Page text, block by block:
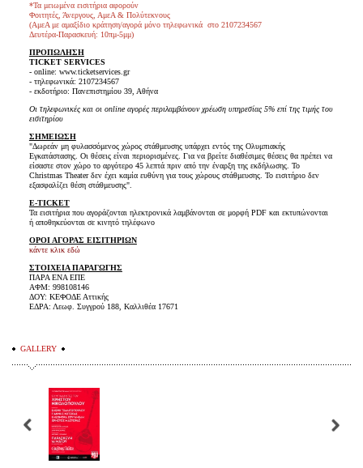
*Τα μειωμένα εισιτήρια αφορούν
Φοιτητές, Άνεργους, ΑμεΑ & Πολύτεκνους
(ΑμεΑ με αμαξίδιο κράτηση/αγορά μόνο τηλεφωνικά στο 2107234567
Δευτέρα-Παρασκευή: 10πμ-5μμ)
ΠΡΟΠΩΛΗΣΗ
TICKET SERVICES
- online: www.ticketservices.gr
- τηλεφωνικά: 2107234567
- εκδοτήριο: Πανεπιστημίου 39, Αθήνα
Οι τηλεφωνικές και οι online αγορές περιλαμβάνουν χρέωση υπηρεσίας 5% επί της τιμής του
εισιτηρίου
ΣΗΜΕΙΩΣΗ
"Δωρεάν μη φυλασσόμενος χώρος στάθμευσης υπάρχει εντός της Ολυμπιακής
Εγκατάστασης. Οι θέσεις είναι περιορισμένες. Για να βρείτε διαθέσιμες θέσεις θα πρέπει να
είσαστε στον χώρο το αργότερο 45 λεπτά πριν από την έναρξη της εκδήλωσης. Το
Christmas Theater δεν έχει καμία ευθύνη για τους χώρους στάθμευσης. Το εισιτήριο δεν
εξασφαλίζει θέση στάθμευσης".
E-TICKET
Τα εισιτήρια που αγοράζονται ηλεκτρονικά λαμβάνονται σε μορφή PDF και εκτυπώνονται
ή αποθηκεύονται σε κινητό τηλέφωνο
ΟΡΟΙ ΑΓΟΡΑΣ ΕΙΣΙΤΗΡΙΩΝ
κάντε κλικ εδώ
ΣΤΟΙΧΕΙΑ ΠΑΡΑΓΩΓΗΣ
ΠΑΡΑ ΕΝΑ ΕΠΕ
ΑΦΜ: 998108146
ΔΟΥ: ΚΕΦΟΔΕ Αττικής
ΕΔΡΑ: Λεωφ. Συγγρού 188, Καλλιθέα 17671
GALLERY